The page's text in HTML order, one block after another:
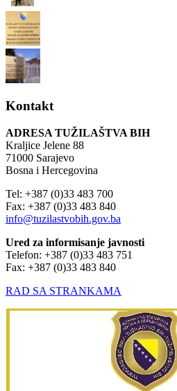
Kontakt
ADRESA TUŽILAŠTVA BIH
Kraljice Jelene 88
71000 Sarajevo
Bosna i Hercegovina
Tel: +387 (0)33 483 700
Fax: +387 (0)33 483 840
info@tuzilastvobih.gov.ba
Ured za informisanje javnosti
Telefon: +387 (0)33 483 751
Fax: +387 (0)33 483 840
RAD SA STRANKAMA